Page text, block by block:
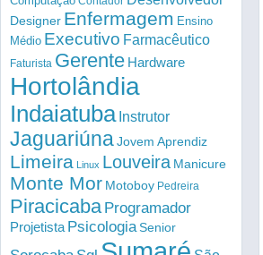
Designer Enfermagem Ensino
Médio Executivo Farmacêutico
Faturista Gerente Hardware
Hortolândia
Indaiatuba Instrutor
Jaguariúna Jovem Aprendiz
Limeira Linux Louveira Manicure
Monte Mor Motoboy Pedreira
Piracicaba Programador
Projetista PsicologiaSenior